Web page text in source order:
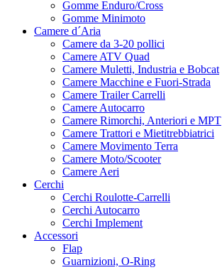
Gomme Enduro/Cross
Gomme Minimoto
Camere d´Aria
Camere da 3-20 pollici
Camere ATV Quad
Camere Muletti, Industria e Bobcat
Camere Macchine e Fuori-Strada
Camere Trailer Carrelli
Camere Autocarro
Camere Rimorchi, Anteriori e MPT
Camere Trattori e Mietitrebbiatrici
Camere Movimento Terra
Camere Moto/Scooter
Camere Aeri
Cerchi
Cerchi Roulotte-Carrelli
Cerchi Autocarro
Cerchi Implement
Accessori
Flap
Guarnizioni, O-Ring